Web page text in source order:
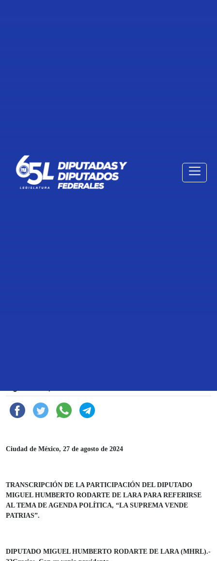
Ciudad de México, 27 de agosto de 2024
TRANSCRIPCIÓN DE LA PARTICIPACIÓN DEL DIPUTADO
MIGUEL HUMBERTO RODARTE DE LARA PARA REFERIRSE
AL TEMA DE AGENDA POLÍTICA, “LA SUPREMA VENDE
PATRIAS”.
DIPUTADO MIGUEL HUMBERTO RODARTE DE LARA (MHRL).-